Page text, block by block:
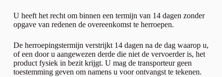
U heeft het recht om binnen een termijn van 14 dagen zonder
opgave van redenen de overeenkomst te herroepen.
De herroepingstermijn verstrijkt 14 dagen na de dag waarop u,
of een door u aangewezen derde die niet de vervoerder is, het
product fysiek in bezit krijgt. U mag de transporteur geen
toestemming geven om namens u voor ontvangst te tekenen.